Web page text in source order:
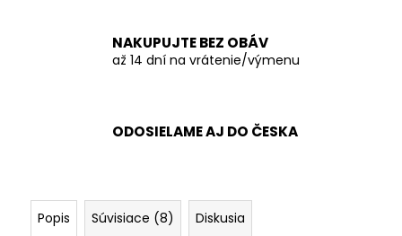
NAKUPUJTE BEZ OBÁV
až 14 dní na vrátenie/výmenu
ODOSIELAME AJ DO ČESKA
Popis Súvisiace (8) Diskusia